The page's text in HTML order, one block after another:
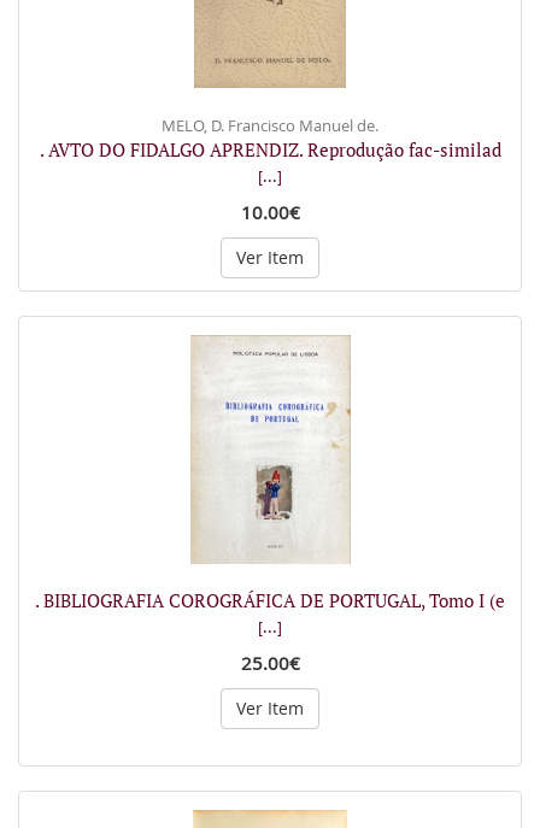
MELO, D. Francisco Manuel de.
. AVTO DO FIDALGO APRENDIZ. Reprodução fac-similad
[...]
10.00€
Ver Item
. BIBLIOGRAFIA COROGRÁFICA DE PORTUGAL, Tomo I (e
[...]
25.00€
Ver Item